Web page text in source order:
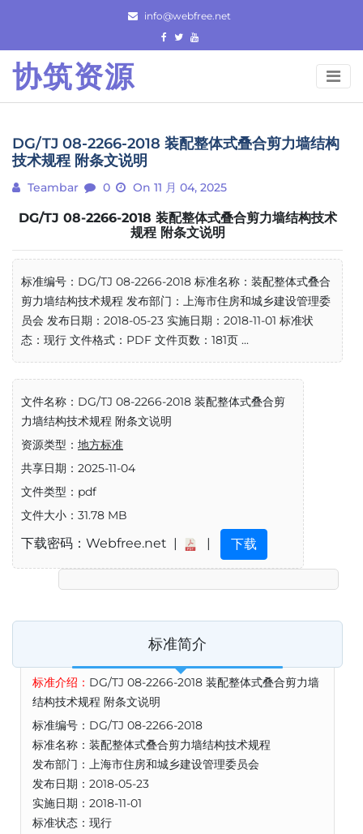
content
info@webfree.net
协筑资源
DG/TJ 08-2266-2018 装配整体式叠合剪力墙结构
技术规程 附条文说明
Teambar 0 On 11 月 04, 2025
DG/TJ 08-2266-2018 装配整体式叠合剪力墙结构技术
规程 附条文说明
标准编号：DG/TJ 08-2266-2018 标准名称：装配整体式叠合
剪力墙结构技术规程 发布部门：上海市住房和城乡建设管理委
员会 发布日期：2018-05-23 实施日期：2018-11-01 标准状
态：现行 文件格式：PDF 文件页数：181页 ...
文件名称：DG/TJ 08-2266-2018 装配整体式叠合剪
力墙结构技术规程 附条文说明
资源类型： 地方标准
共享日期：2025-11-04
文件类型：pdf
文件大小：31.78 MB
下载密码：Webfree.net | | 下载
标准简介
标准介绍： DG/TJ 08-2266-2018 装配整体式叠合剪力墙
结构技术规程 附条文说明
标准编号：DG/TJ 08-2266-2018
标准名称：装配整体式叠合剪力墙结构技术规程
发布部门：上海市住房和城乡建设管理委员会
发布日期：2018-05-23
实施日期：2018-11-01
标准状态：现行